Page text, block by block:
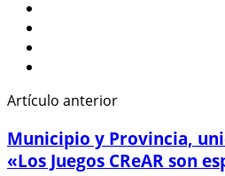
Artículo anterior
Municipio y Provincia,
«Los Juegos CReAR son